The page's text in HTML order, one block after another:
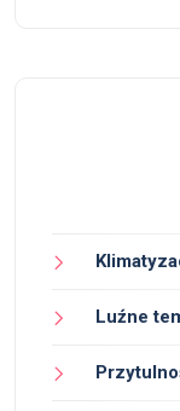
Luźne